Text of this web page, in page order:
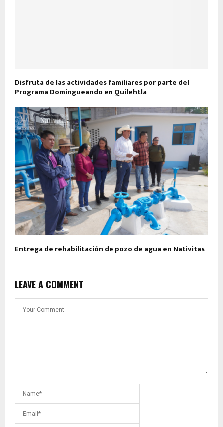
Disfruta de las actividades familiares por parte del
Programa Domingueando en Quilehtla
Entrega de rehabilitación de pozo de agua en Nativitas
LEAVE A COMMENT